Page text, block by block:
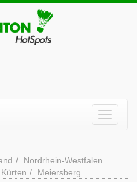
Nordrhein-Westfalen
Kürten Meiersberg